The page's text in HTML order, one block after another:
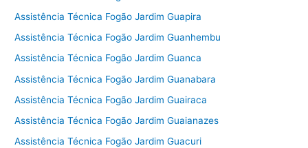
Assistência Técnica Fogão Jardim Guapira
Assistência Técnica Fogão Jardim Guanhembu
Assistência Técnica Fogão Jardim Guanca
Assistência Técnica Fogão Jardim Guanabara
Assistência Técnica Fogão Jardim Guairaca
Assistência Técnica Fogão Jardim Guaianazes
Assistência Técnica Fogão Jardim Guacuri